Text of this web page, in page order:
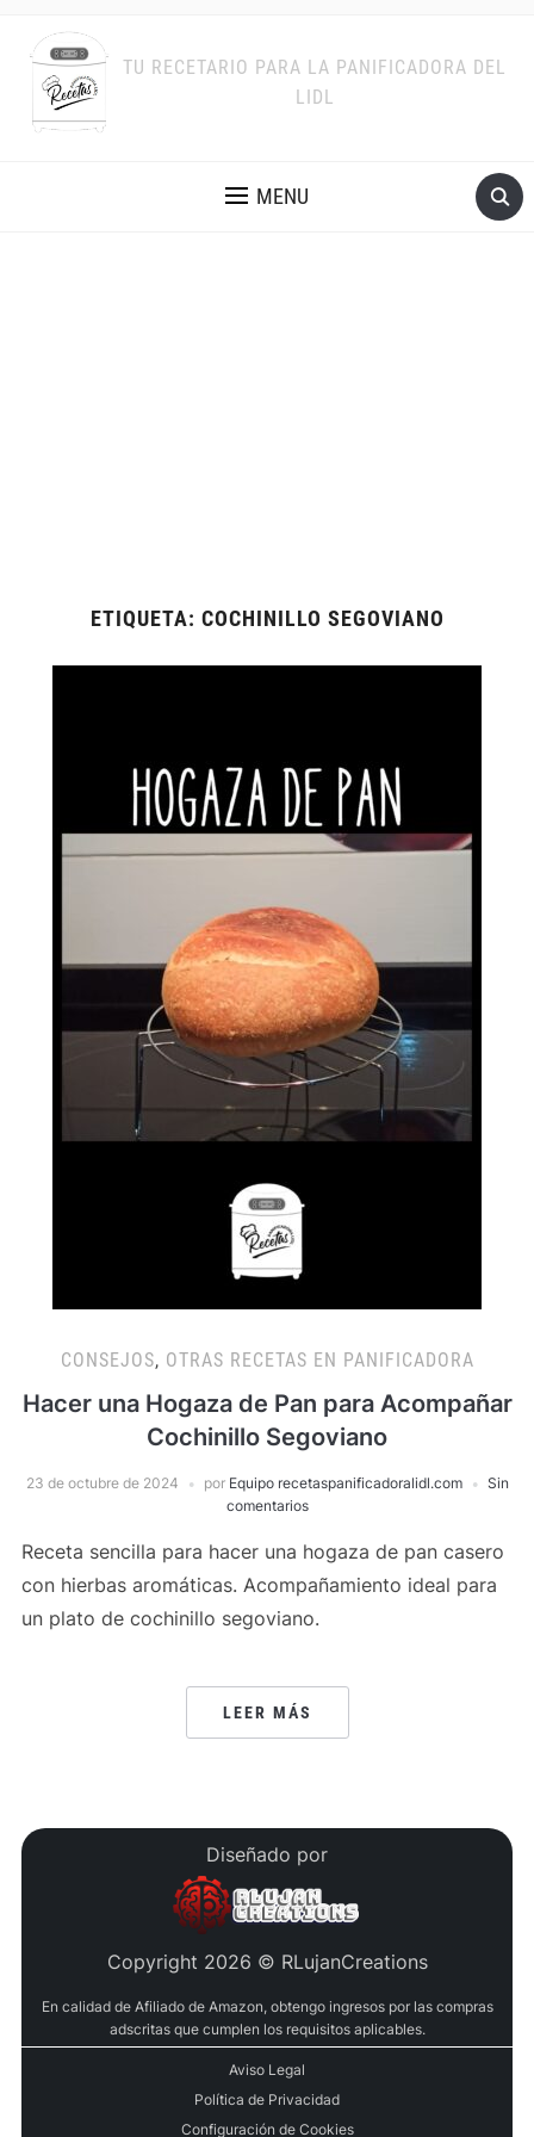
TU RECETARIO PARA LA PANIFICADORA DEL
LIDL
MENU
ETIQUETA: COCHINILLO SEGOVIANO
CONSEJOS, OTRAS RECETAS EN PANIFICADORA
Hacer una Hogaza de Pan para Acompañar
Cochinillo Segoviano
23 de octubre de 2024 por Equipo recetaspanificadoralidl.com
Sin
comentarios
Receta sencilla para hacer una hogaza de pan casero
con hierbas aromáticas. Acompañamiento ideal para
un plato de cochinillo segoviano.
LEER MÁS
Diseñado por
Copyright 2026 © RLujanCreations
En calidad de Afiliado de Amazon, obtengo ingresos por las compras
adscritas que cumplen los requisitos aplicables.
Aviso Legal
Política de Privacidad
Configuración de Cookies